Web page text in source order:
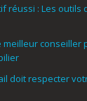
réussi : Les outils
meilleur conseiller
doit respecter